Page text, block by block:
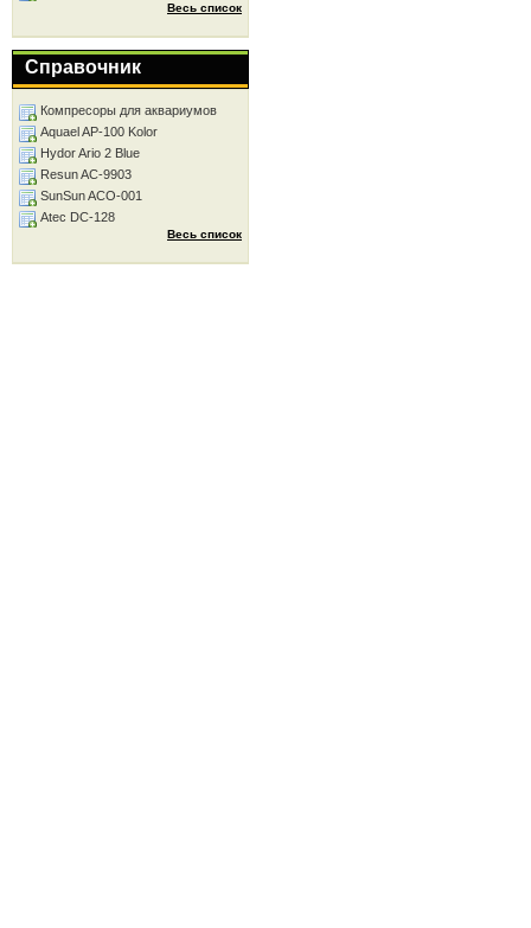
Весь список
Справочник
Компресоры для аквариумов
Aquael AP-100 Kolor
Hydor Ario 2 Blue
Resun AC-9903
SunSun ACO-001
Atec DC-128
Весь список